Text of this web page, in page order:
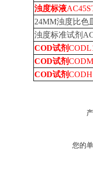
浊度标液
24MM浊度比色
浊度标准试剂
COD试剂
COD试剂
COD试剂
您的